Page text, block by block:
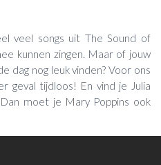
veel songs uit The Sound of
kunnen zingen. Maar of jouw
dag nog leuk vinden? Voor ons
geval tijdloos! En vind je Julia
moet je Mary Poppins ook